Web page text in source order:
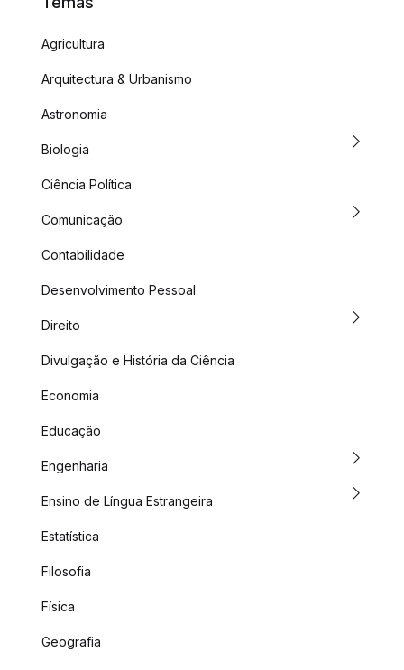
Agricultura
Arquitectura & Urbanismo
Astronomia
Biologia
Ciência Política
Comunicação
Contabilidade
Desenvolvimento Pessoal
Direito
Divulgação e História da Ciência
Economia
Educação
Engenharia
Ensino de Língua Estrangeira
Estatística
Filosofia
Física
Geografia